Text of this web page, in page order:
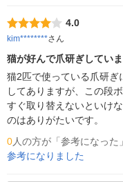
4.0
kim********さん
猫が好んで爪研ぎしていま
猫2匹で使っている爪研
してありますが、この段
すぐ取り替えないといけ
のはありがたいです。
0人の方が「参考になった
参考になりました